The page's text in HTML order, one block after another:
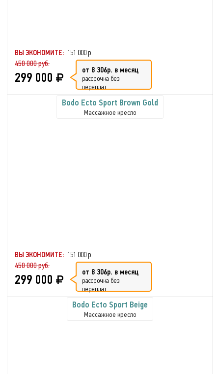
ВЫ ЭКОНОМИТЕ: 151 000 р.
450 000 руб.
299 000 от 8 306р. в месяц
рассрочка без
переплат
Bodo Ecto Sport Brown Gold
Массажное кресло
ВЫ ЭКОНОМИТЕ: 151 000 р.
450 000 руб.
299 000 от 8 306р. в месяц
рассрочка без
переплат
Bodo Ecto Sport Beige
Массажное кресло